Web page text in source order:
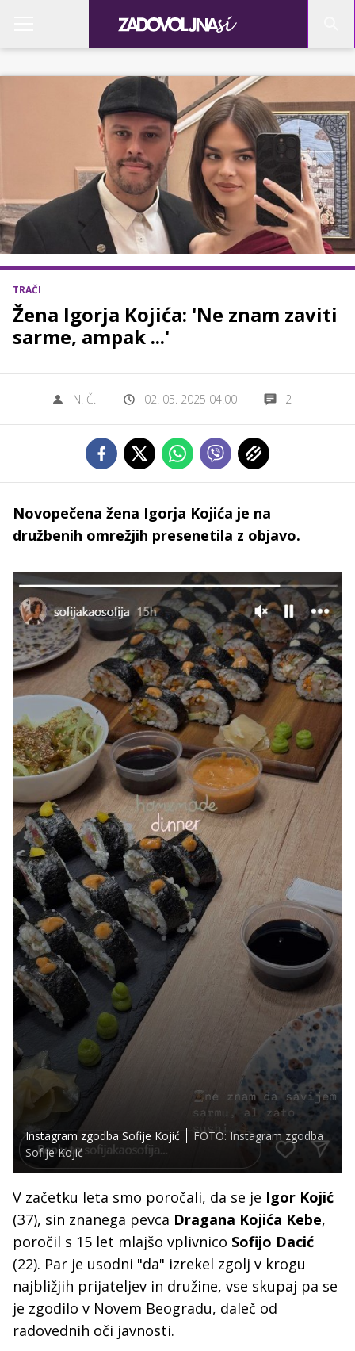
TRAČI
Žena Igorja Kojića: 'Ne znam zaviti
sarme, ampak ...'
N. Č. 02. 05. 2025 04.00 2
Novopečena žena Igorja Kojića je na
družbenih omrežjih presenetila z objavo.
Instagram zgodba Sofije Kojić
FOTO: Instagram zgodba
Sofije Kojić
V začetku leta smo poročali, da se je Igor Kojić
(37), sin znanega pevca Dragana Kojića Kebe,
poročil s 15 let mlajšo vplivnico Sofijo Dacić
(22). Par je usodni "da" izrekel zgolj v krogu
najbližjih prijateljev in družine, vse skupaj pa se
je zgodilo v Novem Beogradu, daleč od
radovednih oči javnosti.